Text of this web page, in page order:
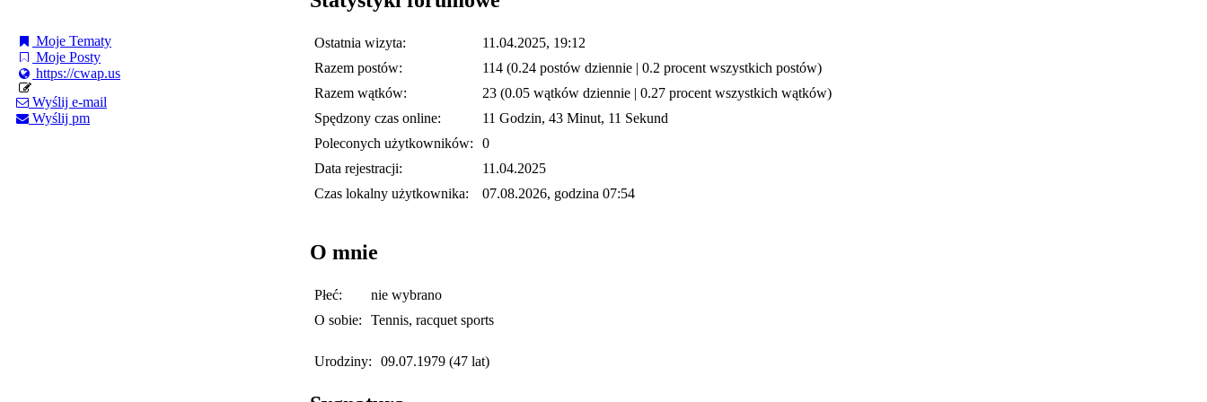
Moje Tematy
Moje Posty
https://cwap.us
Wyślij e-mail
Wyślij pm
Ostatnia wizyta:
11.04.2025, 19:12
Razem postów:
114 (0.24 postów dziennie | 0.2 procent wszystkich postów)
Razem wątków:
23 (0.05 wątków dziennie | 0.27 procent wszystkich wątków)
Spędzony czas online:
11 Godzin, 43 Minut, 11 Sekund
Poleconych użytkowników:
0
Data rejestracji:
11.04.2025
Czas lokalny użytkownika:
07.08.2026, godzina 07:54
O mnie
Płeć:
nie wybrano
O sobie:
Tennis, racquet sports
Urodziny: 09.07.1979 (47 lat)